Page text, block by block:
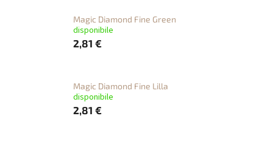
Magic Diamond Fine Green
disponibile
2,81 €
Magic Diamond Fine Lilla
disponibile
2,81 €